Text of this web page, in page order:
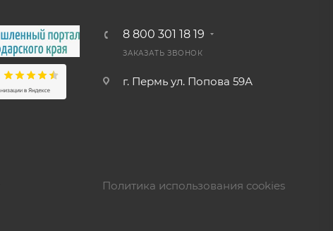
8 800 301 18 19
ЗАКАЗАТЬ ЗВОНОК
г. Пермь ул. Попова 59А
Политика использования cookies